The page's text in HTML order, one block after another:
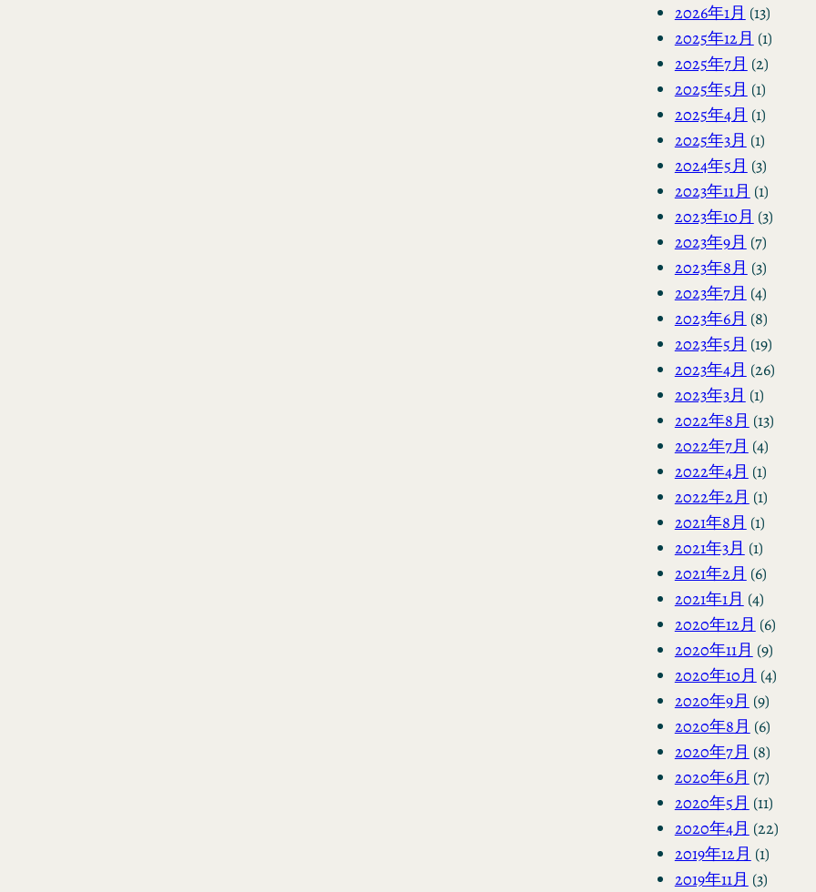
2026年1月 (13)
2025年12月 (1)
2025年7月 (2)
2025年5月 (1)
2025年4月 (1)
2025年3月 (1)
2024年5月 (3)
2023年11月 (1)
2023年10月 (3)
2023年9月 (7)
2023年8月 (3)
2023年7月 (4)
2023年6月 (8)
2023年5月 (19)
2023年4月 (26)
2023年3月 (1)
2022年8月 (13)
2022年7月 (4)
2022年4月 (1)
2022年2月 (1)
2021年8月 (1)
2021年3月 (1)
2021年2月 (6)
2021年1月 (4)
2020年12月 (6)
2020年11月 (9)
2020年10月 (4)
2020年9月 (9)
2020年8月 (6)
2020年7月 (8)
2020年6月 (7)
2020年5月 (11)
2020年4月 (22)
2019年12月 (1)
2019年11月 (3)